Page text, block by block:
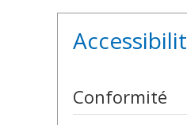
Conformité